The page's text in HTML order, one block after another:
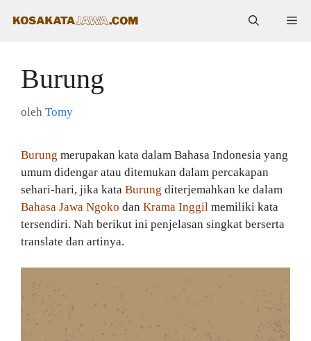
Burung
oleh Tomy
Burung merupakan kata dalam Bahasa Indonesia yang
umum didengar atau ditemukan dalam percakapan
sehari-hari, jika kata Burung diterjemahkan ke dalam
Bahasa Jawa Ngoko dan Krama Inggil memiliki kata
tersendiri. Nah berikut ini penjelasan singkat berserta
translate dan artinya.